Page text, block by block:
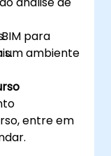
para
um ambiente
entre em